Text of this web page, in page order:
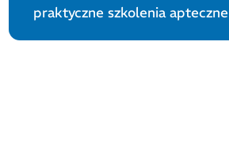
praktyczne szkolenia apteczne